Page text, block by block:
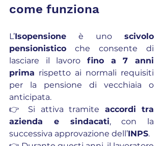
come funziona
L’Isopensione è uno scivolo
pensionistico che consente di
lasciare il lavoro fino a 7 anni
prima rispetto ai normali requisiti
per la pensione di vecchiaia o
anticipata.
👉 Si attiva tramite accordi tra
azienda e sindacati, con la
successiva approvazione dell’INPS.